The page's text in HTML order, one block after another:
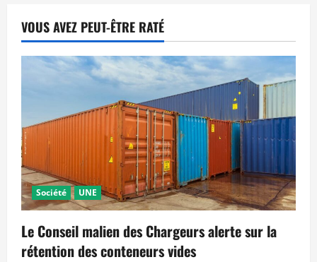
VOUS AVEZ PEUT-ÊTRE RATÉ
Société UNE
Le Conseil malien des Chargeurs alerte sur la
rétention des conteneurs vides